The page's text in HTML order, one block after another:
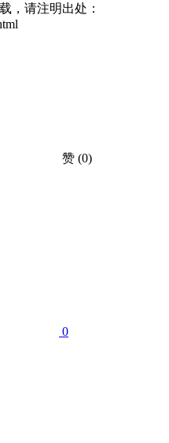
，请注明出处：
赞 (0)
0